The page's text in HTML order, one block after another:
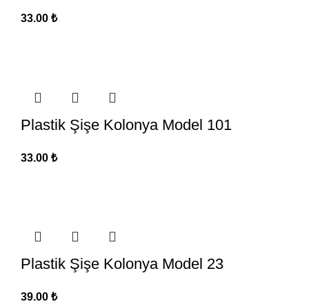
33.00 ₺
Plastik Şişe Kolonya Model 101
33.00 ₺
Plastik Şişe Kolonya Model 23
39.00 ₺